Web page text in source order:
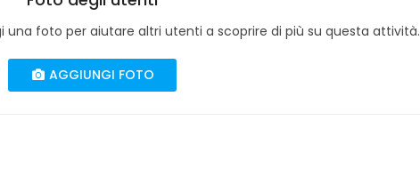
una foto per aiutare altri utenti a scoprire di più su questa attività.
AGGIUNGI FOTO